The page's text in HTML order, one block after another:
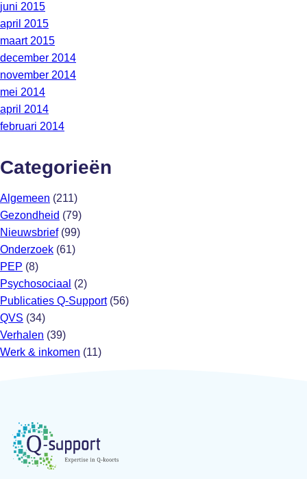
juni 2015
april 2015
maart 2015
december 2014
november 2014
mei 2014
april 2014
februari 2014
Categorieën
Algemeen (211)
Gezondheid (79)
Nieuwsbrief(99)
Onderzoek (61)
PEP (8)
Psychosociaal (2)
Publicaties Q-Support(56)
QVS (34)
Verhalen (39)
Werk & inkomen (11)